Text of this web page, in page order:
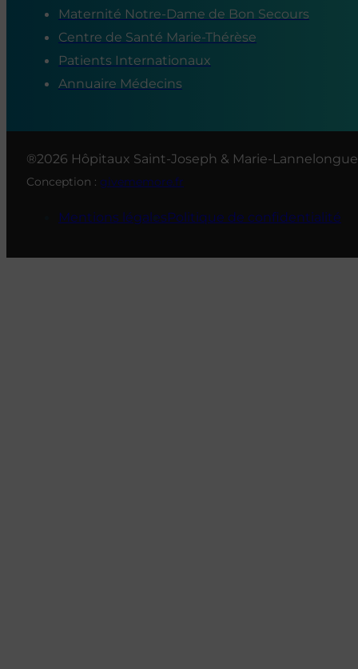
Maternité Notre-Dame de Bon Secours
Centre de Santé Marie-Thérèse
Patients Internationaux
Annuaire Médecins
®2026 Hôpitaux Saint-Joseph & Marie-Lannelongue
Conception : givememore.fr
Mentions légalesPolitique de confidentialité